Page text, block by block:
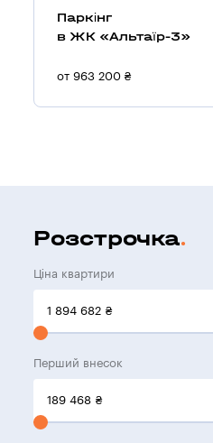
Паркінг
в ЖК «Альтаїр-3»
от 963 200 ₴
Розстрочка
Ціна квартири
1 894 682 ₴
Перший внесок
189 468 ₴